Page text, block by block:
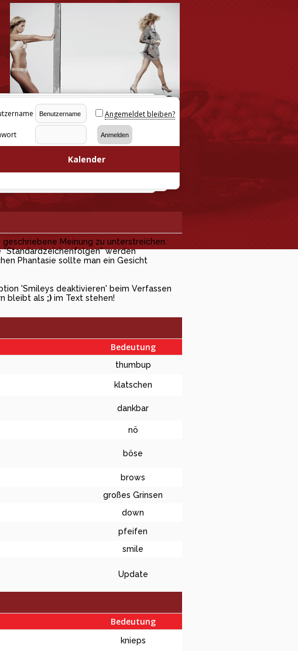
Angemeldet bleiben?
Kalender
Meinung zu unterstreichen.
"Standardzeichenfolgen" werden
Phantasie sollte man ein Gesicht
'Smileys deaktivieren' beim Verfassen
bleibt als ;) im Text stehen!
Bedeutung
thumbup
klatschen
dankbar
nö
böse
brows
großes Grinsen
down
pfeifen
smile
Update
Bedeutung
knieps